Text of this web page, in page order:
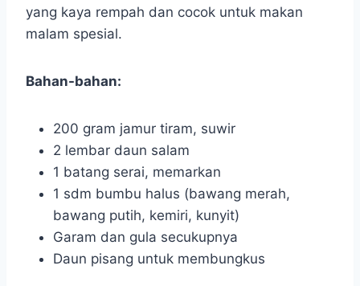
yang kaya rempah dan cocok untuk makan
malam spesial.
Bahan-bahan:
200 gram jamur tiram, suwir
2 lembar daun salam
1 batang serai, memarkan
1 sdm bumbu halus (bawang merah,
bawang putih, kemiri, kunyit)
Garam dan gula secukupnya
Daun pisang untuk membungkus